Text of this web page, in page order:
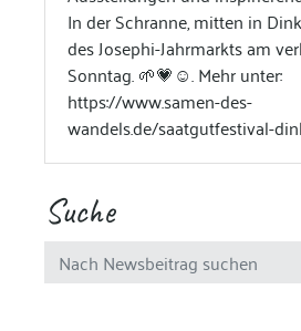
In der Schranne, mitten in
des Josephi-Jahrmarkts am
Sonntag. 🌱💗☺️. Mehr unter:
https://www.samen-des-
wandels.de/saatgutfestival-
Suche